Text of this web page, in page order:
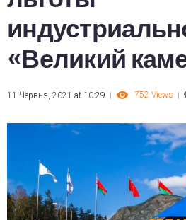
«Великий
11 Червня, 2021 at 10:29 752 Views